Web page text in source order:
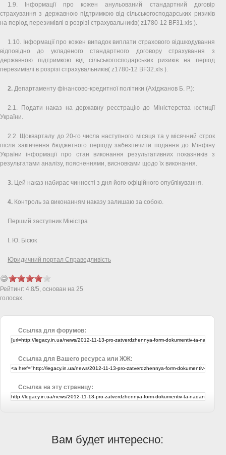
1.9. Інформації про кожен анульований стандартний договір
страхування з державною підтримкою від сільськогосподарських ризиків
на період перезимівлі в розрізі страхувальників( z1780-12 BF31.xls ).
1.10. Інформації про кожен випадок виплати страхового відшкодування
відповідно до укладеного стандартного договору страхування з
державною підтримкою від сільськогосподарських ризиків на період
перезимівлі в розрізі страхувальників( z1780-12 BF32.xls ).
2. Департаменту фінансово-кредитної політики (Ахіджанов Б. Р.):
2.1. Подати наказ на державну реєстрацію до Міністерства юстиції
України.
2.2. Щокварталу до 20-го числа наступного місяця та у місячний строк
після закінчення бюджетного періоду забезпечити подання до Мінфіну
України інформації про стан виконання результативних показників з
результатами аналізу, поясненнями, висновками щодо їх виконання.
3. Цей наказ набирає чинності з дня його офіційного опублікування.
4. Контроль за виконанням наказу залишаю за собою.
Перший заступник Міністра
І. Ю. Бісюк
Юридичний портал Справедливість
Рейтинг: 4.8/5, основан на 25
голосах.
Ссылка для форумов:
Ссылка для Вашего ресурса или ЖЖ:
Ссылка на эту страницу:
Вам будет интересно: